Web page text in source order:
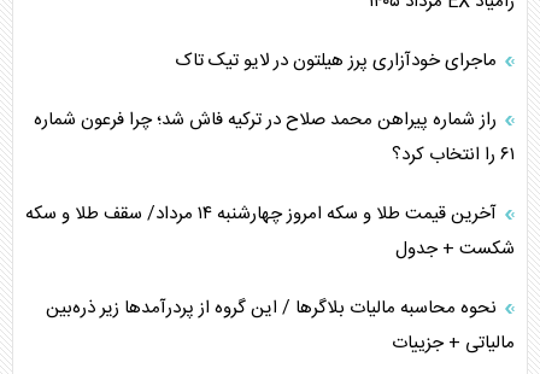
ماجرای خودآزاری پرز هیلتون در لایو تیک تاک
راز شماره پیراهن محمد صلاح در ترکیه فاش شد؛ چرا فرعون شماره
۶۱ را انتخاب کرد؟
آخرین قیمت طلا و سکه امروز چهارشنبه ۱۴ مرداد/ سقف طلا و سکه
شکست + جدول
نحوه محاسبه مالیات بلاگر‌ها / این گروه از پردرآمد‌ها زیر ذره‌بین
مالیاتی + جزییات